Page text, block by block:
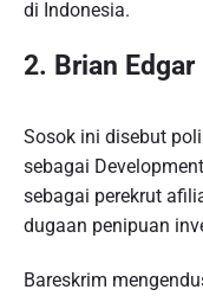
di Indonesia.
2. Brian Edgar
Sosok ini disebut
sebagai
sebagai perekrut
dugaan penipuan
Bareskrim